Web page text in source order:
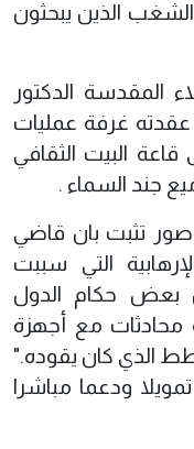
الذين يبحثون
المقدسة الدكتور
عقدته غرفة عمليات
السبت 12/1/2008على قاعة البيت الثقافي
جند السماء .
تثبت بان قاضي
التي سببت
بعض حكام الدول
محادثات مع أجهزة
الذي كان يقوده."
ودعما مباشرا